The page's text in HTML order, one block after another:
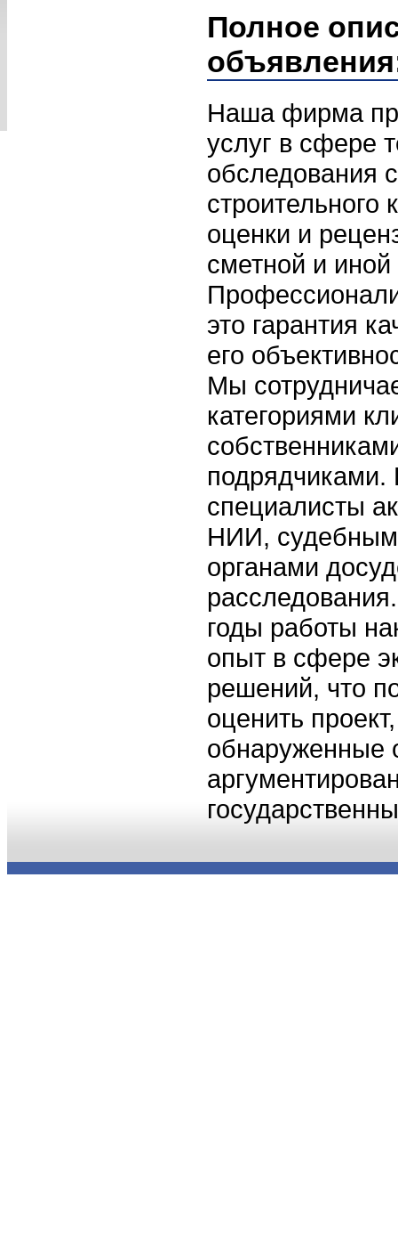
Полное
Наша фирма
услуг в сфере
обследования
строительного
оценки и
сметной и
это гарантия
его
Мы
категориями
подрядчиками.
специалисты
НИИ,
органами
годы работы
опыт в сфере
решений, что
оценить
обнаруженные